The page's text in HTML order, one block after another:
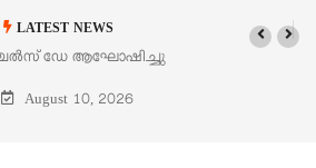
LATEST NEWS
ഓഗസ്റ്റ് 9 – വിശുദ്ധ തെരേസ
ബെനഡിക്ട ഓഫ് ദ ക്രോസ്
August 10, 2026